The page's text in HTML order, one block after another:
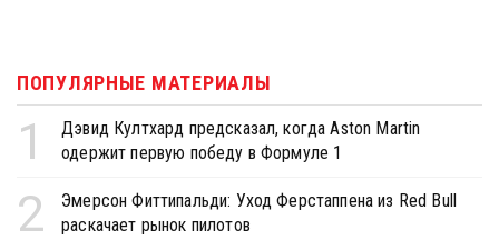
ПОПУЛЯРНЫЕ МАТЕРИАЛЫ
1
Дэвид Култхард предсказал, когда Aston Martin
одержит первую победу в Формуле 1
2
Эмерсон Фиттипальди: Уход Ферстаппена из Red Bull
раскачает рынок пилотов